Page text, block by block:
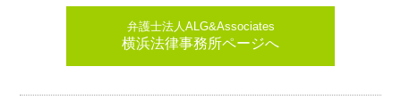
弁護士法人ALG&Associates
横浜法律事務所ページへ